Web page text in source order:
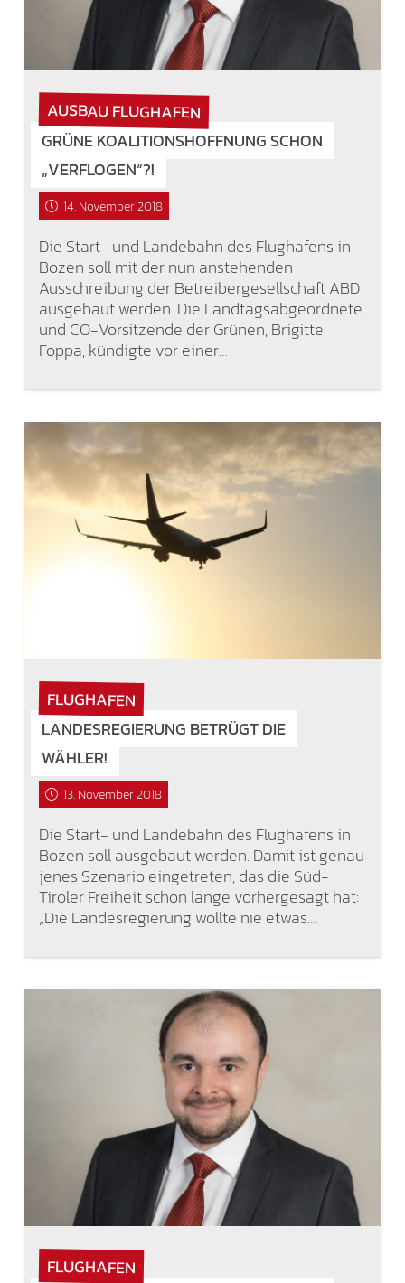
AUSBAU FLUGHAFEN
GRÜNE KOALITIONSHOFFNUNG SCHON
„VERFLOGEN“?!
14. November 2018
Die Start- und Landebahn des Flughafens in
Bozen soll mit der nun anstehenden
Ausschreibung der Betreibergesellschaft ABD
ausgebaut werden. Die Landtagsabgeordnete
und CO-Vorsitzende der Grünen, Brigitte
Foppa, kündigte vor einer…
FLUGHAFEN
LANDESREGIERUNG BETRÜGT DIE
WÄHLER!
13. November 2018
Die Start- und Landebahn des Flughafens in
Bozen soll ausgebaut werden. Damit ist genau
jenes Szenario eingetreten, das die Süd-
Tiroler Freiheit schon lange vorhergesagt hat:
„Die Landesregierung wollte nie etwas…
FLUGHAFEN